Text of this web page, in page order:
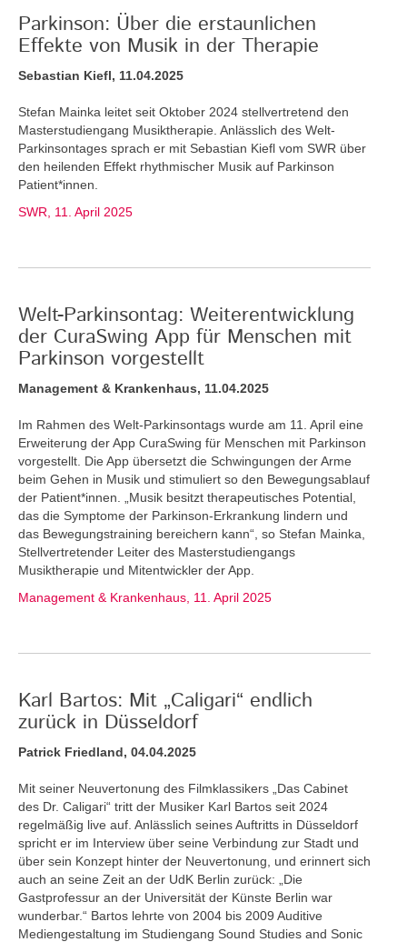
Parkinson: Über die erstaunlichen
Effekte von Musik in der Therapie
Sebastian Kiefl, 11.04.2025
Stefan Mainka leitet seit Oktober 2024 stellvertretend den
Masterstudiengang Musiktherapie. Anlässlich des Welt-
Parkinsontages sprach er mit Sebastian Kiefl vom SWR über
den heilenden Effekt rhythmischer Musik auf Parkinson
Patient*innen.
SWR, 11. April 2025
Welt-Parkinsontag: Weiterentwicklung
der CuraSwing App für Menschen mit
Parkinson vorgestellt
Management & Krankenhaus, 11.04.2025
Im Rahmen des Welt-Parkinsontags wurde am 11. April eine
Erweiterung der App CuraSwing für Menschen mit Parkinson
vorgestellt. Die App übersetzt die Schwingungen der Arme
beim Gehen in Musik und stimuliert so den Bewegungsablauf
der Patient*innen. „Musik besitzt therapeutisches Potential,
das die Symptome der Parkinson-Erkrankung lindern und
das Bewegungstraining bereichern kann“, so Stefan Mainka,
Stellvertretender Leiter des Masterstudiengangs
Musiktherapie und Mitentwickler der App.
Management & Krankenhaus, 11. April 2025
Karl Bartos: Mit „Caligari“ endlich
zurück in Düsseldorf
Patrick Friedland, 04.04.2025
Mit seiner Neuvertonung des Filmklassikers „Das Cabinet
des Dr. Caligari“ tritt der Musiker Karl Bartos seit 2024
regelmäßig live auf. Anlässlich seines Auftritts in Düsseldorf
spricht er im Interview über seine Verbindung zur Stadt und
über sein Konzept hinter der Neuvertonung, und erinnert sich
auch an seine Zeit an der UdK Berlin zurück: „Die
Gastprofessur an der Universität der Künste Berlin war
wunderbar.“ Bartos lehrte von 2004 bis 2009 Auditive
Mediengestaltung im Studiengang Sound Studies and Sonic